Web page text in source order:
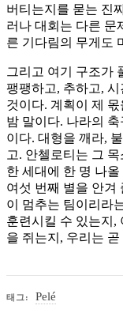
버티는지를 묻는 진
러나 대회는 다른 문
른 기다림의 무게도
그리고 여기 구조가
팽팽하고, 추하고,
것이다. 계획이 제
밤 말이다. 나라의
이다. 대형을 깨라,
고. 안첼로티는 그
한 세대에 한 명 나
여섯 번째 별을 안겨
이 멈추는 팀이리라
훈련시킬 수 있는지,
을 쥐는지, 우리는 곧
태그: Pelé